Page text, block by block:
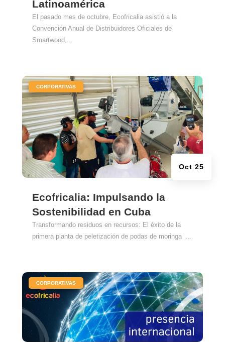
Latinoamérica
El pasado mes de octubre, Ecofricalia asistió a la
Convención Anual de Distribuidores Oficiales de
Smartwood,...
Ecofricalia: Impulsando la
Sostenibilidad en Cuba
Oct 25
CORPORATIVAS
Transformando residuos en recursos: El éxito de la
primera planta de peletización de podas de moringa ...
CORPORATIVAS